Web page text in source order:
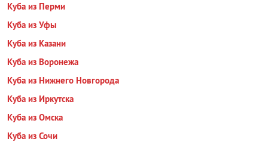
Куба из Перми
Куба из Уфы
Куба из Казани
Куба из Воронежа
Куба из Нижнего Новгорода
Куба из Иркутска
Куба из Омска
Куба из Сочи